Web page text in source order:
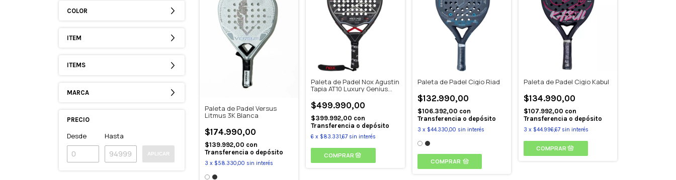
COLOR
ITEM
ITEMS
MARCA
PRECIO
Desde Hasta
APLICAR
Paleta de Padel Versus
Litmus 3K Blanca
$174.990,00
$139.992,00 con
Transferencia o depósito
3 x $58.330,00 sin interés
Paleta de Padel Nox Agustin
Tapia AT10 Luxury Genius
$499.990,00
$399.992,00 con
Transferencia o depósito
6 x $83.331,67 sin interés
Paleta de Padel Cigio Riad
$132.990,00
$106.392,00 con
Transferencia o depósito
3 x $44.330,00 sin interés
COMPRAR
Paleta de Padel Cigio Kabul
$134.990,00
$107.992,00 con
Transferencia o depósito
3 x $44.996,67 sin interés